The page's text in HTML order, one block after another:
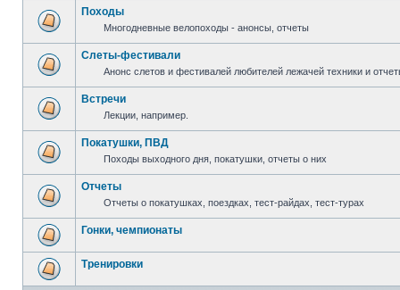
Походы
Многодневные велопоходы - анонсы, отчеты
Слеты-фестивали
Анонс слетов и фестивалей любителей лежачей техники и
Встречи
Лекции, например.
Покатушки, ПВД
Походы выходного дня, покатушки, отчеты о них
Отчеты
Отчеты о покатушках, поездках, тест-райдах, тест-турах
Гонки, чемпионаты
Тренировки